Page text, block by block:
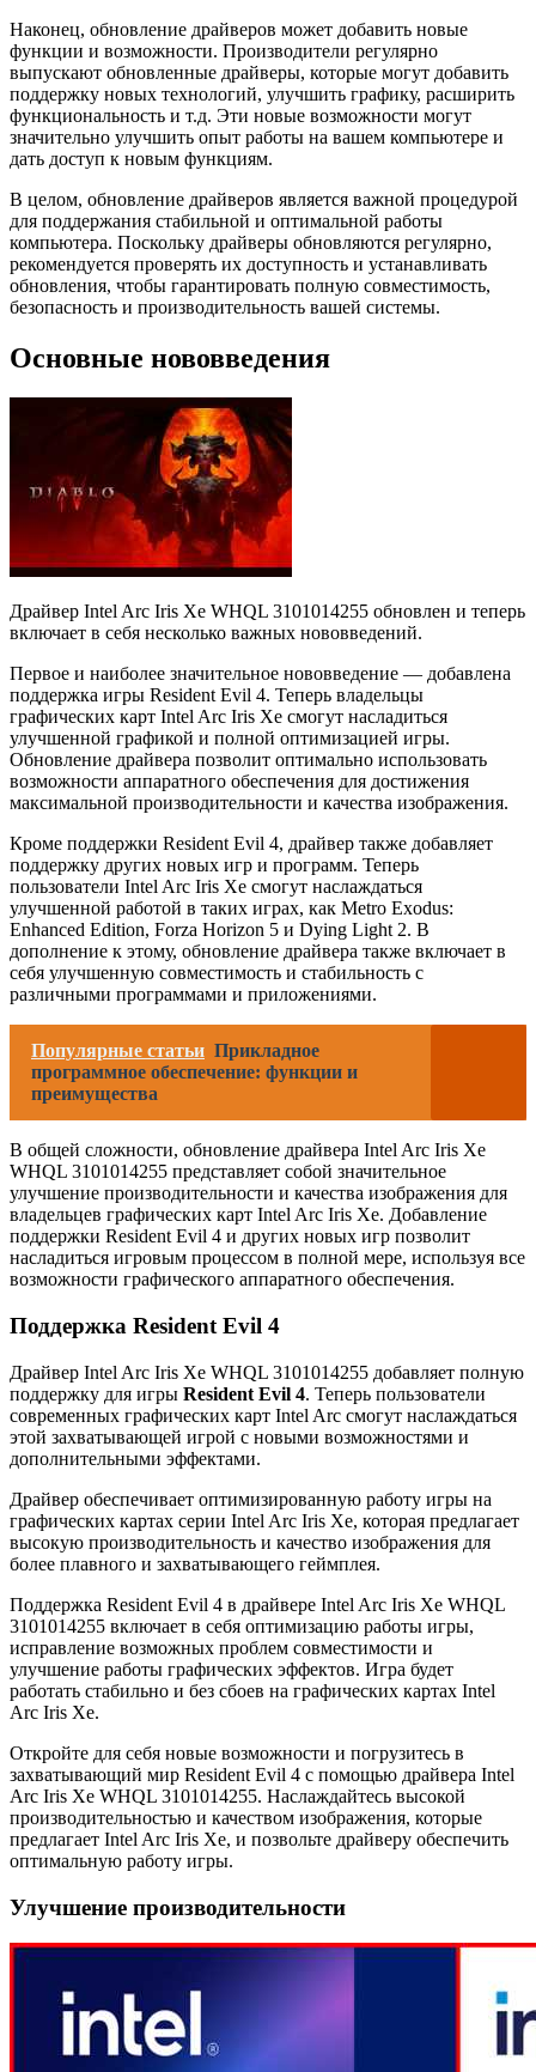
Наконец, обновление драйверов может добавить новые
функции и возможности. Производители регулярно
выпускают обновленные драйверы, которые могут добавить
поддержку новых технологий, улучшить графику, расширить
функциональность и т.д. Эти новые возможности могут
значительно улучшить опыт работы на вашем компьютере и
дать доступ к новым функциям.
В целом, обновление драйверов является важной процедурой
для поддержания стабильной и оптимальной работы
компьютера. Поскольку драйверы обновляются регулярно,
рекомендуется проверять их доступность и устанавливать
обновления, чтобы гарантировать полную совместимость,
безопасность и производительность вашей системы.
Основные нововведения
Драйвер Intel Arc Iris Xe WHQL 3101014255 обновлен и теперь
включает в себя несколько важных нововведений.
Первое и наиболее значительное нововведение — добавлена
поддержка игры Resident Evil 4. Теперь владельцы
графических карт Intel Arc Iris Xe смогут насладиться
улучшенной графикой и полной оптимизацией игры.
Обновление драйвера позволит оптимально использовать
возможности аппаратного обеспечения для достижения
максимальной производительности и качества изображения.
Кроме поддержки Resident Evil 4, драйвер также добавляет
поддержку других новых игр и программ. Теперь
пользователи Intel Arc Iris Xe смогут наслаждаться
улучшенной работой в таких играх, как Metro Exodus:
Enhanced Edition, Forza Horizon 5 и Dying Light 2. В
дополнение к этому, обновление драйвера также включает в
себя улучшенную совместимость и стабильность с
различными программами и приложениями.
Популярные статьи Прикладное
программное обеспечение: функции и
преимущества
В общей сложности, обновление драйвера Intel Arc Iris Xe
WHQL 3101014255 представляет собой значительное
улучшение производительности и качества изображения для
владельцев графических карт Intel Arc Iris Xe. Добавление
поддержки Resident Evil 4 и других новых игр позволит
насладиться игровым процессом в полной мере, используя все
возможности графического аппаратного обеспечения.
Поддержка Resident Evil 4
Драйвер Intel Arc Iris Xe WHQL 3101014255 добавляет полную
поддержку для игры Resident Evil 4. Теперь пользователи
современных графических карт Intel Arc смогут наслаждаться
этой захватывающей игрой с новыми возможностями и
дополнительными эффектами.
Драйвер обеспечивает оптимизированную работу игры на
графических картах серии Intel Arc Iris Xe, которая предлагает
высокую производительность и качество изображения для
более плавного и захватывающего геймплея.
Поддержка Resident Evil 4 в драйвере Intel Arc Iris Xe WHQL
3101014255 включает в себя оптимизацию работы игры,
исправление возможных проблем совместимости и
улучшение работы графических эффектов. Игра будет
работать стабильно и без сбоев на графических картах Intel
Arc Iris Xe.
Откройте для себя новые возможности и погрузитесь в
захватывающий мир Resident Evil 4 с помощью драйвера Intel
Arc Iris Xe WHQL 3101014255. Наслаждайтесь высокой
производительностью и качеством изображения, которые
предлагает Intel Arc Iris Xe, и позвольте драйверу обеспечить
оптимальную работу игры.
Улучшение производительности